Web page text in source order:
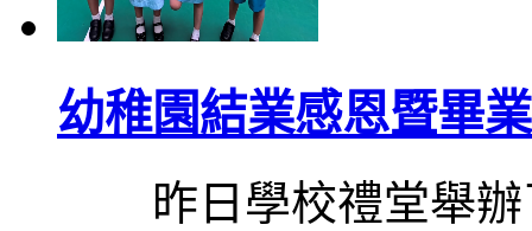
幼稚園結業感恩暨畢
昨日學校禮堂舉辦